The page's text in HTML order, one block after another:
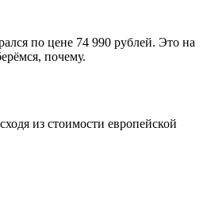
по цене 74 990 рублей. Это на
почему.
из стоимости европейской